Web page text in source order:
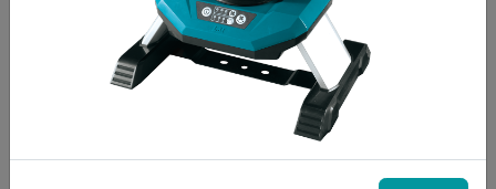
Stihl földfúrógépek
Stihl fűkaszák
Stihl fűnyírók